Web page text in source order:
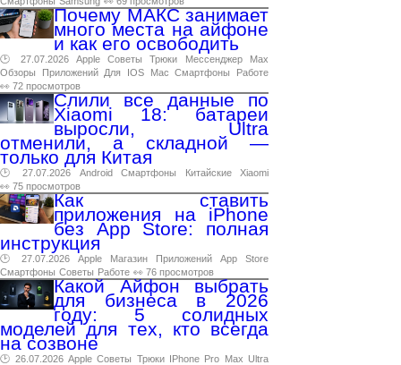
Почему МАКС занимает
много места на айфоне
и как его освободить
🕑 27.07.2026 Apple Советы Трюки Мессенджер
Max
Обзоры
Приложений Для IOS Mac Смартфоны
Работе
👀 72 просмотров
Слили все данные по
Xiaomi 18: батареи
выросли, Ultra
отменили, а складной —
только для Китая
🕑 27.07.2026 Android Смартфоны Китайские
Xiaomi
👀 75 просмотров
Как ставить
приложения на iPhone
без App Store: полная
инструкция
🕑 27.07.2026 Apple Магазин Приложений App
Store
Смартфоны Советы Работе 👀 76 просмотров
Какой Айфон выбрать
для бизнеса в 2026
году: 5 солидных
моделей для тех, кто всегда
на созвоне
🕑 26.07.2026 Apple Советы Трюки IPhone Pro Max Ultra